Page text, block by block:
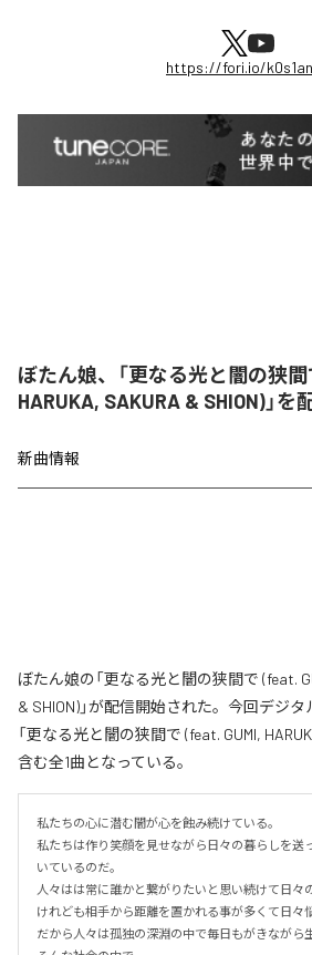
https://fori.io/
ぼたん娘、「更なる光と闇の狭
HARUKA, SAKURA & SHION)」を
新曲情報
ぼたん娘の「更なる光と闇の狭間で (feat.
& SHION)」が配信開始された。今回デジタ
「更なる光と闇の狭間で (feat. GUMI,
含む全1曲となっている。
私たちの心に潜む闇が心を蝕み続けている。
私たちは作り笑顔を見せながら日々の暮らしを送
いているのだ。
人々はは常に誰かと繋がりたいと思い続けて日々
けれども相手から距離を置かれる事が多くて日々
だから人々は孤独の深淵の中で毎日もがきながら